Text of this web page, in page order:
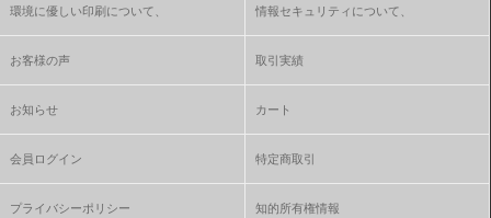
環境に優しい印刷について、 情報セキュリティについて、
お客様の声 取引実績
お知らせ カート
会員ログイン 特定商取引
プライバシーポリシー 知的所有権情報